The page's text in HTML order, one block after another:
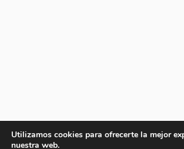
Utilizamos cookies para ofrecerte la mejor
nuestra web.